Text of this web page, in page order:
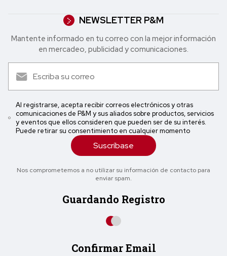
NEWSLETTER P&M
Mantente informado en tu correo con la mejor in formación
en mercadeo, publicidad y comunicaciones.
Al registrarse, acepta recibir correos electrónicos y otras
comunicaciones de P&M y sus aliados sobre productos, servicios
y eventos que ellos consideren que pueden ser de su interés.
Puede retirar su consentimiento en cualquier momento
Suscríbase
Nos comprometemos a no utilizar su información de contacto para
enviar spam.
Guardando Registro
Confirmar Email